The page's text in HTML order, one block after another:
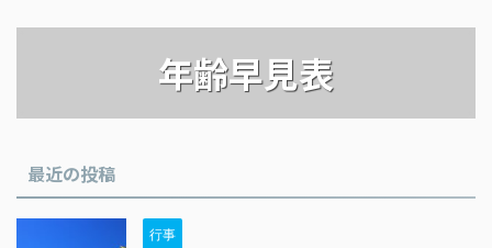
年齢早見表
最近の投稿
行事